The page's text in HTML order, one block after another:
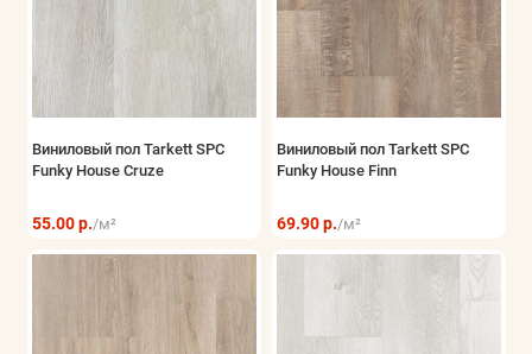
Виниловый пол Tarkett SPC
Funky House Cruze
55.00 р./м²
Виниловый пол Tarkett SPC
Funky House Finn
69.90 р./м²